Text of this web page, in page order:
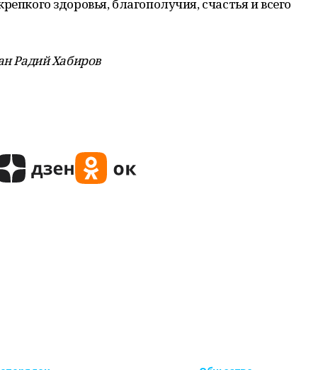
здоровья, благополучия, счастья и всего
Радий Хабиров